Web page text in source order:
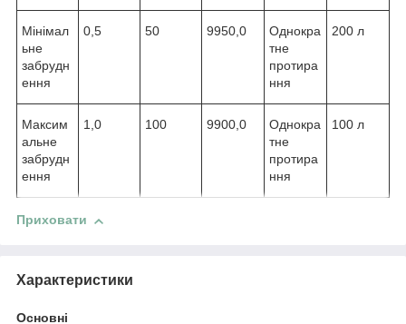
Мінімал
ьне
забрудн
ення
0,5 50 9950,0
Однокра
тне
протира
ння
200 л
Максим
альне
забрудн
ення
1,0 100 9900,0
Однокра
тне
протира
ння
100 л
Приховати
Характеристики
Основні